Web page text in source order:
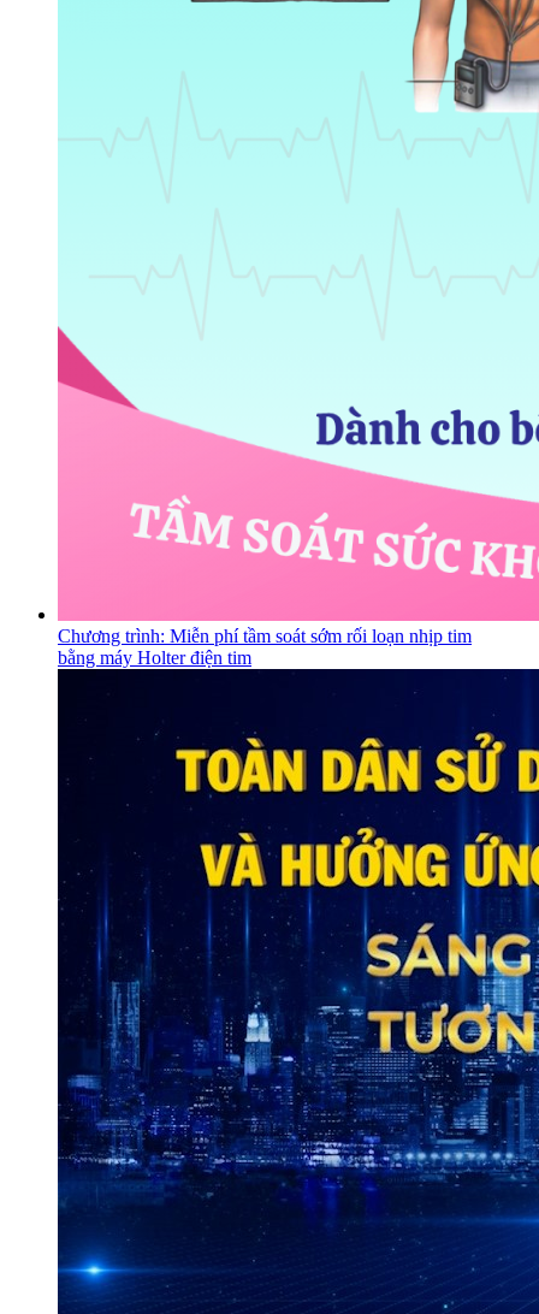
Chương trình: Miễn phí tầm soát sớm rối loạn nhịp tim
bằng máy Holter điện tim